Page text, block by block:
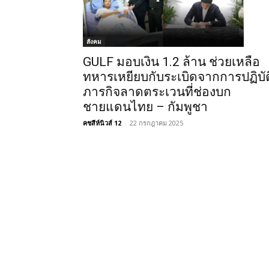
สังคม
GULF มอบเงิน 1.2 ล้าน ช่วยเหลือ
ทหารเหยียบกับระเบิดจากการปฏิบั
ภารกิจลาดตระเวนที่ช่องบก
ชายแดนไทย – กัมพูชา
คชสีห์นิวส์ 12 - 22 กรกฎาคม 2025